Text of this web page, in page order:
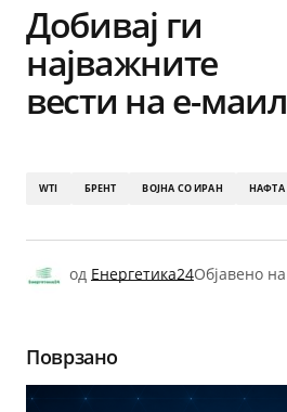
Добивај ги
најважните
вести на е-маил
WTI БРЕНТ ВОЈНА СО ИРАН НАФТА
од Енергетика24Објавено на
Поврзано